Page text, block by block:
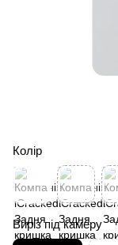
Колір
Виріз під камеру